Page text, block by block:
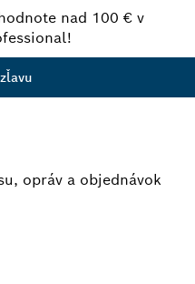
nad 100 € v
opráv a objednávok